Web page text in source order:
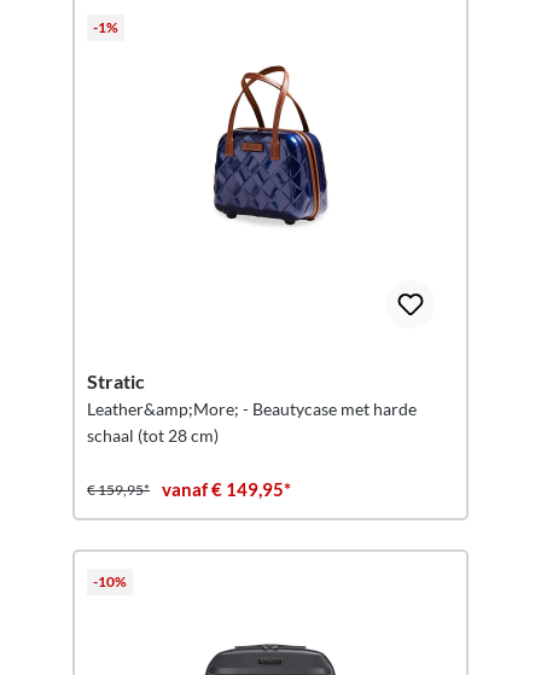
-1%
Stratic
Leather&amp;More; - Beautycase met harde
schaal (tot 28 cm)
€ 159,95* vanaf € 149,95*
-10%